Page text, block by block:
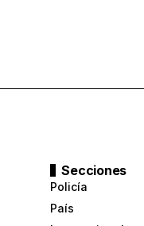
Secciones
Policía
País